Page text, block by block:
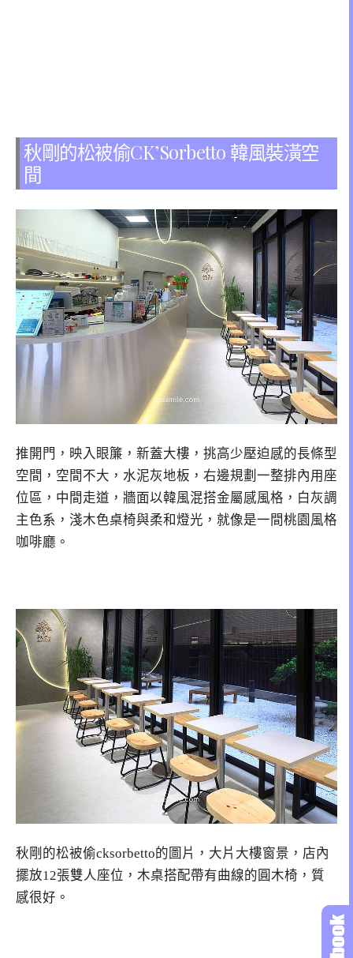
秋剛的松被偷CK’Sorbetto 韓風裝潢空
間
推開門，映入眼簾，新蓋大樓，挑高少壓迫感的長條型
空間，空間不大，水泥灰地板，右邊規劃一整排內用座
位區，中間走道，牆面以韓風混搭金屬感風格，白灰調
主色系，淺木色桌椅與柔和燈光，就像是一間桃園風格
咖啡廳。
秋剛的松被偷cksorbetto的圖片，大片大樓窗景，店內
擺放12張雙人座位，木桌搭配帶有曲線的圓木椅，質
感很好。